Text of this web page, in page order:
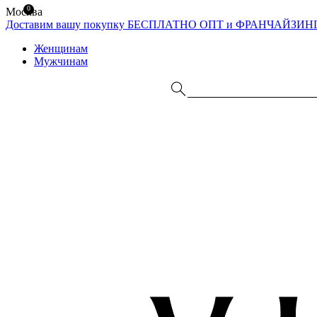
Москва
Доставим вашу покупку БЕСПЛАТНО ОПТ и
Женщинам
Мужчинам
0